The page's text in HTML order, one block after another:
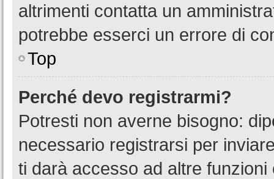
altrimenti contatta un
potrebbe esserci un errore di
Top
Perché devo registrarmi?
Potresti non averne bisogno:
necessario registrarsi per
ti darà accesso ad altre